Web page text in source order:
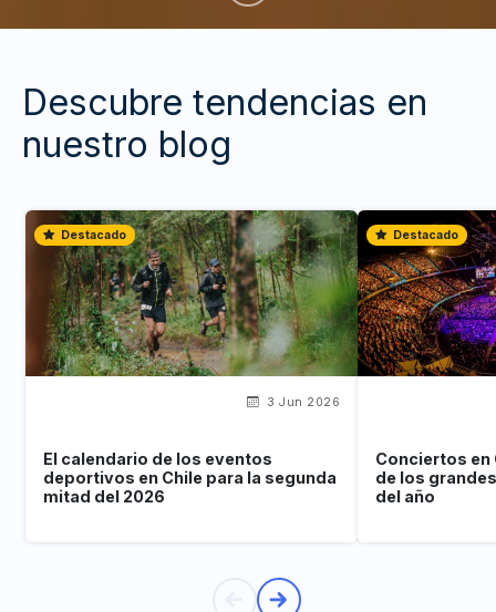
Descubre tendencias en
nuestro blog
Destacado
3 Jun 2026
El calendario de los eventos
deportivos en Chile para la segunda
mitad del 2026
Destacado
Conciertos en
de los
del año